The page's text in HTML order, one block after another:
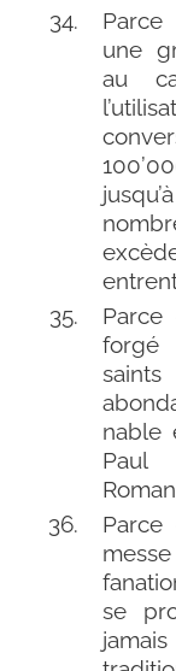
une
au
for­gé
saints
nable
Paul
se